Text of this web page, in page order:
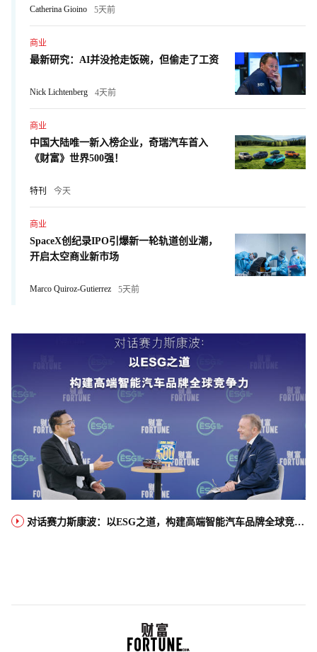
Catherina Gioino 5天前
商业
最新研究：AI并没抢走饭碗，但偷走了工资
Nick Lichtenberg 4天前
商业
中国大陆唯一新入榜企业，奇瑞汽车首入
《财富》世界500强！
特刊 今天
商业
SpaceX创纪录IPO引爆新一轮轨道创业潮，
开启太空商业新市场
Marco Quiroz-Gutierrez 5天前
对话赛力斯康波：以ESG之道，构建高端智能汽车品牌全球竞争力